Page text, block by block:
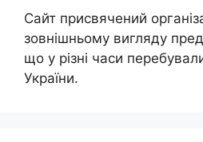
Сайт присвячений
зовнішньому вигляду
що у різні часи
України.